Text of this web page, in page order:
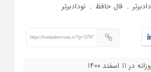
, فال حافظ , نودادبرتر
https://nodademrooz.ir/?p=5797
11 اسفند 1400